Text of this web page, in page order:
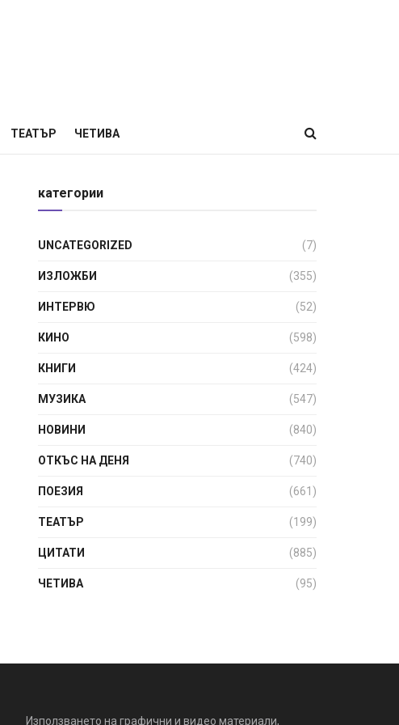
ТЕАТЪР ЧЕТИВА
категории
UNCATEGORIZED (7)
ИЗЛОЖБИ (355)
ИНТЕРВЮ (52)
КИНО (598)
КНИГИ (424)
МУЗИКА (547)
НОВИНИ (840)
ОТКЪС НА ДЕНЯ (740)
ПОЕЗИЯ (661)
ТЕАТЪР (199)
ЦИТАТИ (885)
ЧЕТИВА (95)
Използването на графични и видео материали,